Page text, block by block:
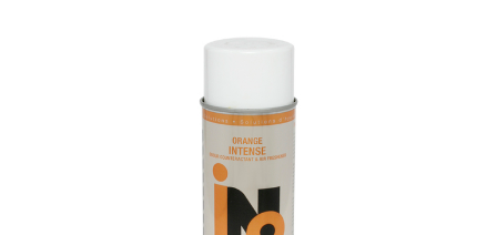
Distributrices et supports
Grattoirs, moutons et racloirs pour vitres/planchers